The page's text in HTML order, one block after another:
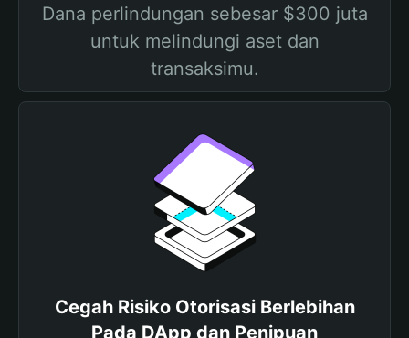
Dana perlindungan sebesar $300 juta
untuk melindungi aset dan
transaksimu.
Cegah Risiko Otorisasi Berlebihan
Pada DApp dan Penipuan